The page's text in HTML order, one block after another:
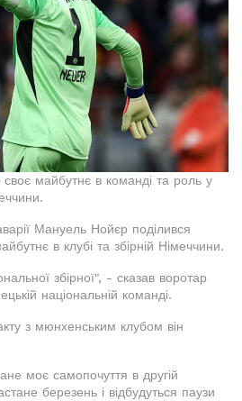
майбутнє в команді та роль у
Мануель Нойєр поділився
в клубі та збірній Німеччини.
збірної", - сказав воротар
національній команді.
з мюнхенським клубом він
моє самопочуття в другій
березень і відбудуться паузи